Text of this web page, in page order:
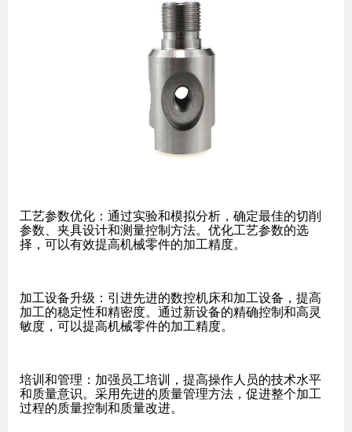
工艺参数优化：通过实验和模拟分析，确定最佳的切削
参数、夹具设计和测量控制方法。优化工艺参数的选
择，可以有效提高机械零件的加工精度。
加工设备升级：引进先进的数控机床和加工设备，提高
加工的稳定性和精密度。通过新设备的精确控制和高灵
敏度，可以提高机械零件的加工精度。
培训和管理：加强员工培训，提高操作人员的技术水平
和质量意识。采用先进的质量管理方法，促进整个加工
过程的质量控制和质量改进。